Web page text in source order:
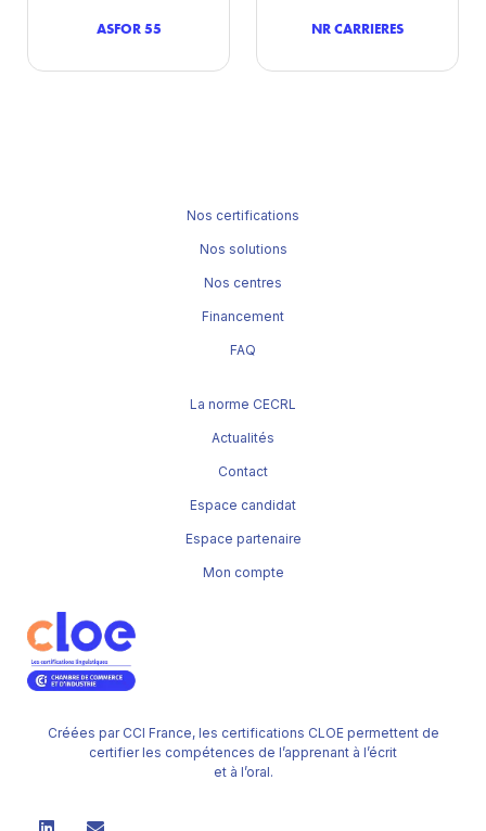
ASFOR 55 NR CARRIERES
Créées par CCI France, les certifications CLOE permettent de
certifier les compétences de l’apprenant à l’écrit
et à l’oral.
Nos certifications
Nos solutions
Nos centres
Financement
FAQ
La norme CECRL
Actualités
Contact
Espace candidat
Espace partenaire
Mon compte